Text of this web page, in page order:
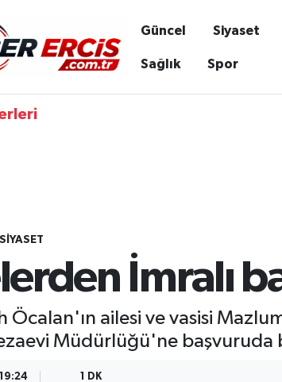
Güncel Siyaset
Sağlık Spor
SIYASET
İmralı
Öcalan'ın ailesi ve vasisi
Müdürlüğü'ne başvuruda
1 DK